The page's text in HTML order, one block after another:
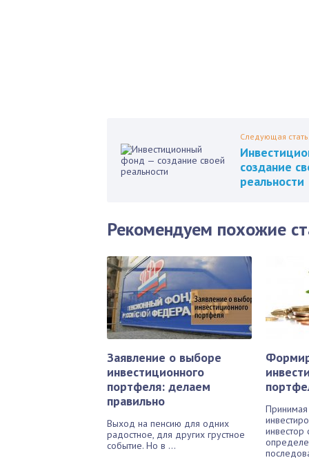
Следующая
создание
реальности
Рекомендуем похожие
Заявление о выборе
инвестиционного
портфеля: делаем
правильно
Выход на пенсию для одних
радостное, для других грустное
событие. Но в ...
инвестор